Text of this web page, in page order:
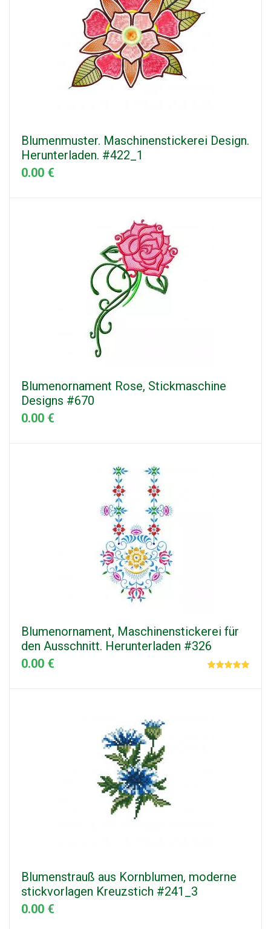
Blumenmuster. Maschinenstickerei Design.
Herunterladen. #422_1
0.00 €
Blumenornament Rose, Stickmaschine
Designs #670
0.00 €
Blumenornament, Maschinenstickerei für
den Ausschnitt. Herunterladen #326
0.00 €
Blumenstrauß aus Kornblumen, moderne
stickvorlagen Kreuzstich #241_3
0.00 €